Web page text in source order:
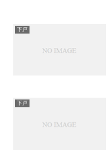
下戸
下戸